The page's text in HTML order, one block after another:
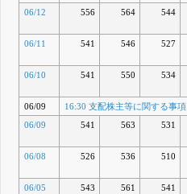
06/12 556 564 544
06/11 541 546 527
06/10 541 550 534
06/09
16:30 支配株主等に関する事項
06/09
541 563 531
06/08 526 536 510
06/05 543 561 541